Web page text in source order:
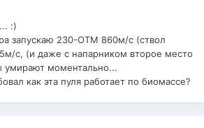
:)
запускаю 230-ОТМ 860м/с (ствол
с, (и даже с напарником второе место
умирают моментально...
как эта пуля работает по биомассе?